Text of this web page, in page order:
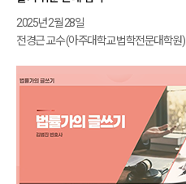
2025년 2월 28일
전경근 교수 (아주대학교 법학전문대학원)